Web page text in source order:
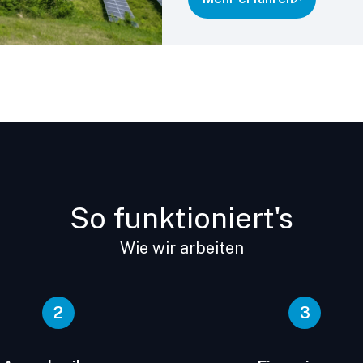
So funktioniert's
Wie wir arbeiten
2 3